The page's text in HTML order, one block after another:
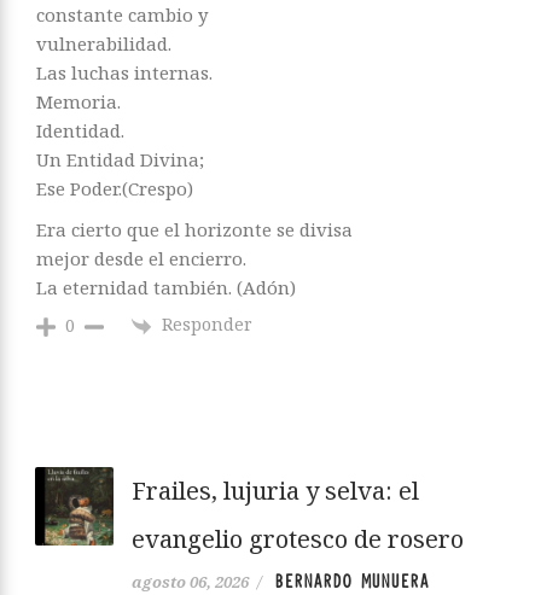
constante cambio y
vulnerabilidad.
Las luchas internas.
Memoria.
Identidad.
Un Entidad Divina;
Ese Poder.(Crespo)
Era cierto que el horizonte se divisa
mejor desde el encierro.
La eternidad también. (Adón)
0 Responder
Frailes, lujuria y selva: el
evangelio grotesco de rosero
agosto 06, 2026 /
BERNARDO MUNUERA